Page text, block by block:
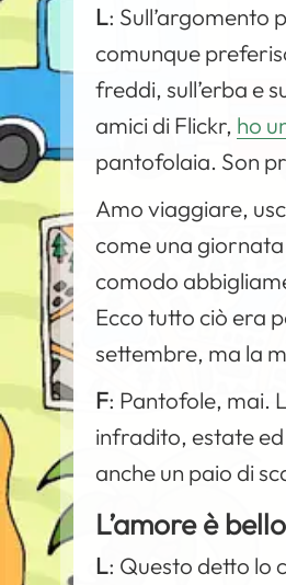
L: Sull’argomento
comunque
freddi, sull’erba e
amici di Flickr, ho
pantofolaia. Son
Amo viaggiare,
come una
comodo
Ecco tutto ciò era
settembre, ma la
F: Pantofole, mai.
infradito, estate ed
anche un paio di
L’amore è
L: Questo detto lo